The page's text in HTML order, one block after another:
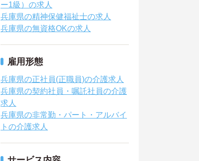
ー1級）の求人
兵庫県の精神保健福祉士の求人
兵庫県の無資格OKの求人
雇用形態
兵庫県の正社員(正職員)の介護求人
兵庫県の契約社員・嘱託社員の介護
求人
兵庫県の非常勤・パート・アルバイ
トの介護求人